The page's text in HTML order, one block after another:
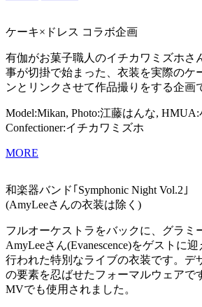
ケーキ×ドレス コラボ企画
有伽がお菓子職人のイチカワミズホさ
事が切掛で始まった、衣装を実際のケ
ンとリンクさせて作品撮りをする企画
Model:Mikan, Photo:江藤はんな,
Confectioner:イチカワミズホ
MORE
和楽器バンド｢Symphonic Night Vol.2｣
(AmyLeeさんの衣装は除く)
フルオーケストラをバックに、グラミ
AmyLeeさん(Evanescence)をゲストに
行われた特別なライブの衣装です。デ
の要素を忍ばせたフォーマルウェアで
MVでも使用されました。